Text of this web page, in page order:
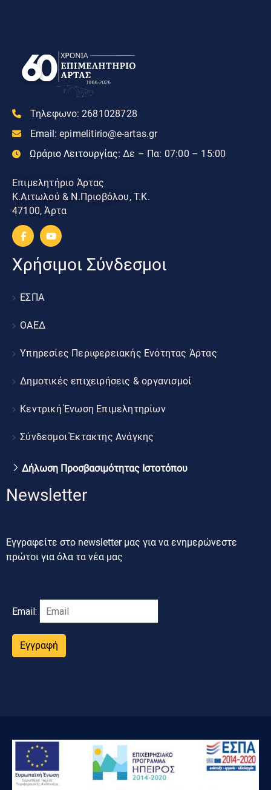
Τηλεφωνο: 2681028728
Email: epimelitirio@e-artas.gr
Ωράριο Λειτουργίας: Δε – Πα: 07:00 – 15:00
Επιμελητήριο Άρτας
Κ.Αιτωλού & Ν.Πριοβόλου, Τ.Κ.
47100, Άρτα
Χρήσιμοι Σύνδεσμοι
ΕΣΠΑ
ΟΑΕΔ
Υπηρεσίες Περιφερειακής Ενότητας Άρτας
Δημοτικές επιχειρήσεις & οργανισμοί
Κεντρική Ένωση Επιμελητηρίων
Σύνδεσμοι Έκτακτης Ανάγκης
Δήλωση Προσβασιμότητας Ιστοτόπου
Newsletter
Εγγραφείτε στο newsletter μας για να ενημερώνεστε
πρώτοι για όλα τα νέα μας
Email:
Εγγραφή